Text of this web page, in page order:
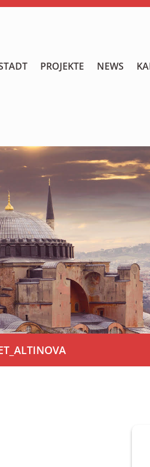
PROJEKTE NEWS
NEWS
UNS
werden
Downloads
Sponsoren